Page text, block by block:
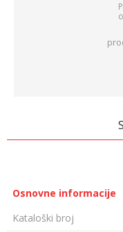
Osnovne informacije
Kataloški broj